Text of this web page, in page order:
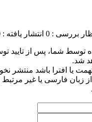
بررسی : 0 انتشار یافته : 0
توسط شما، پس از تایید
شد.
یا افترا باشد منتشر
زبان فارسی یا غیر مرتبط